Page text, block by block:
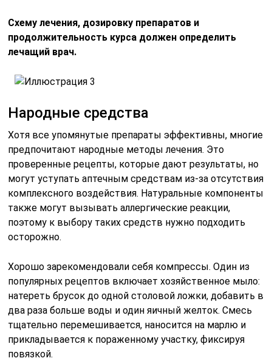
Схему лечения, дозировку препаратов и
продолжительность курса должен определить
лечащий врач.
Народные средства
Хотя все упомянутые препараты эффективны, многие
предпочитают народные методы лечения. Это
проверенные рецепты, которые дают результаты, но
могут уступать аптечным средствам из-за отсутствия
комплексного воздействия. Натуральные компоненты
также могут вызывать аллергические реакции,
поэтому к выбору таких средств нужно подходить
осторожно.
Хорошо зарекомендовали себя компрессы. Один из
популярных рецептов включает хозяйственное мыло:
натереть брусок до одной столовой ложки, добавить в
два раза больше воды и один яичный желток. Смесь
тщательно перемешивается, наносится на марлю и
прикладывается к пораженному участку, фиксируя
повязкой.